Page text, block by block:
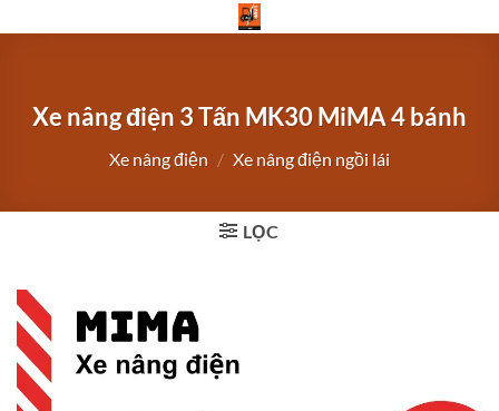
qua
Xe nâng điện 3 Tấn MK30 MiMA 4 bánh
Xe nâng điện / Xe nâng điện ngồi lái
LỌC